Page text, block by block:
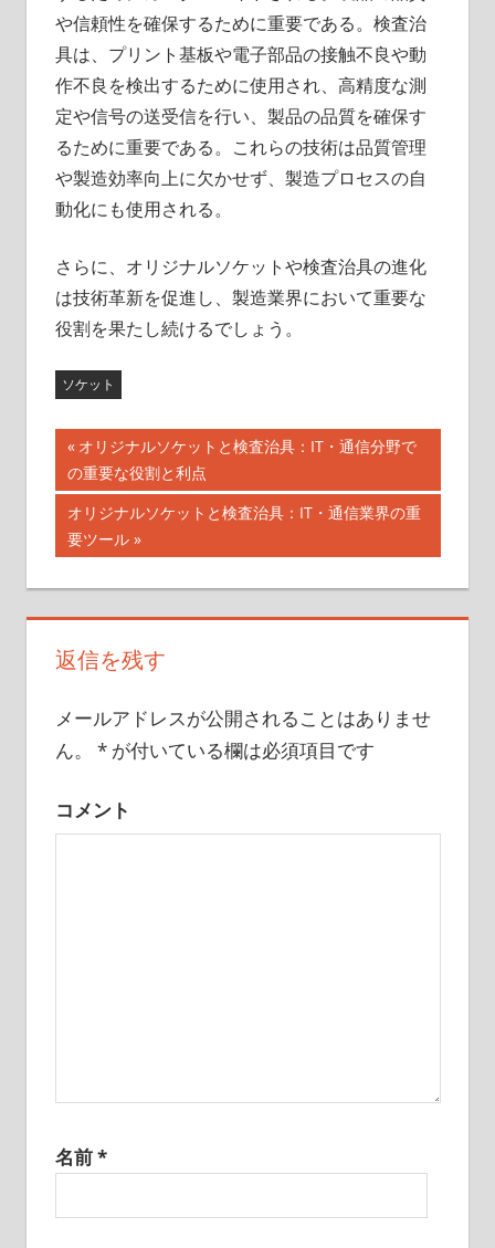
や信頼性を確保するために重要である。検査治
具は、プリント基板や電子部品の接触不良や動
作不良を検出するために使用され、高精度な測
定や信号の送受信を行い、製品の品質を確保す
るために重要である。これらの技術は品質管理
や製造効率向上に欠かせず、製造プロセスの自
動化にも使用される。
さらに、オリジナルソケットや検査治具の進化
は技術革新を促進し、製造業界において重要な
役割を果たし続けるでしょう。
ソケット
投
稿
ナ
ビ
ゲ
シ
ン
前
の
記
事:
オリジナルソケットと検査治具：IT・通信分野で
の重要な役割と利点
次
の
事:
オリジナルソケットと検査治具：IT・通信業界の重
要ツール
返信を残す
メールアドレスが公開されることはありませ
ん。
*が付いている欄は必須項目です
コメント
名前*